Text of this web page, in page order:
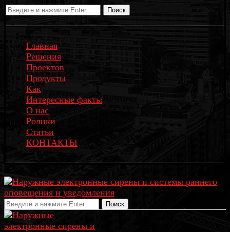
Поиск
Главная
Решения
Проектов
Продукты
Как
Интересные факты
О нас
Ролики
Статьи
КОНТАКТЫ
Поиск